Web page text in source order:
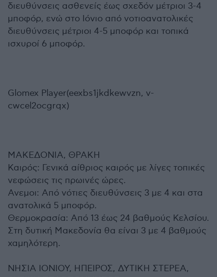
διευθύνσεις ασθενείς έως σχεδόν μέτριοι 3-4
μποφόρ, ενώ στο Ιόνιο από νοτιοανατολικές
διευθύνσεις μέτριοι 4-5 μποφόρ και τοπικά
ισχυροί 6 μποφόρ.
Glomex Player(eexbs1jkdkewvzn, v-
cwcel2ocgrqx)
ΜΑΚΕΔΟΝΙΑ, ΘΡΑΚΗ
Καιρός: Γενικά αίθριος καιρός με λίγες τοπικές
νεφώσεις τις πρωινές ώρες.
Ανεμοι: Από νότιες διευθύνσεις 3 με 4 και στα
ανατολικά 5 μποφόρ.
Θερμοκρασία: Από 13 έως 24 βαθμούς Κελσίου.
Στη δυτική Μακεδονία θα είναι 3 με 4 βαθμούς
χαμηλότερη.
ΝΗΣΙΑ ΙΟΝΙΟΥ, ΗΠΕΙΡΟΣ, ΔΥΤΙΚΗ ΣΤΕΡΕΑ,